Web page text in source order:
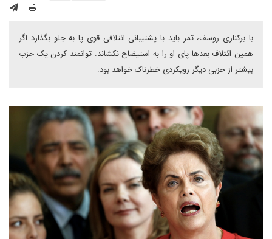
با برکناری روسف، تمر باید با پشتیبانی ائتلافی قوی پا به جلو بگذارد اگر
همین ائتلاف بعدها پای او را به استیضاح نکشاند. توانمند کردن یک حزب
بیشتر از حزبی دیگر رویکردی خطرناک خواهد بود.